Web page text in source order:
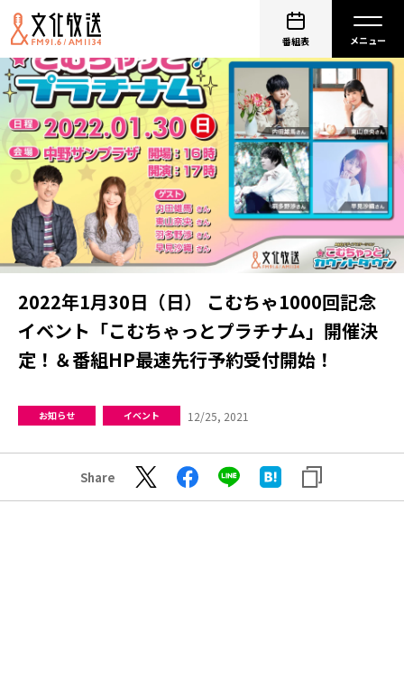
番組表
2022年1月30日（日） こむちゃ1000回記念
イベント「こむちゃっとプラチナム」開催決
定！＆番組HP最速先行予約受付開始！
お知らせ イベント 12/25, 2021
Share